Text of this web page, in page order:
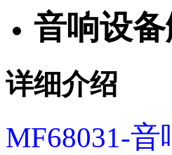
音响设
详细介绍
MF68031-音